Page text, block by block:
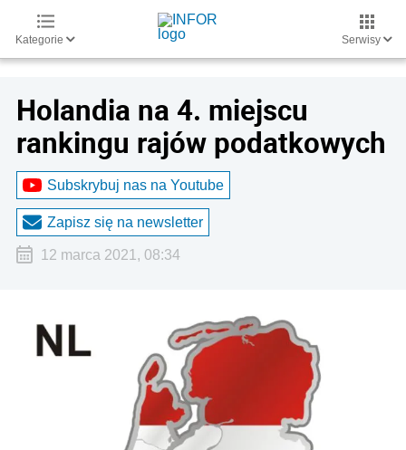
Kategorie Serwisy
Holandia na 4. miejscu
rankingu rajów podatkowych
Subskrybuj nas na Youtube
Zapisz się na newsletter
12 marca 2021, 08:34